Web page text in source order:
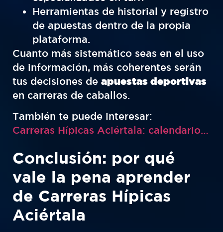
Herramientas de historial y registro
de apuestas dentro de la propia
plataforma.
Cuanto más sistemático seas en el uso
de información, más coherentes serán
tus decisiones de apuestas deportivas
en carreras de caballos.
También te puede interesar:
Carreras Hípicas Aciértala: calendario 2025 completo
Conclusión: por qué
vale la pena aprender
de Carreras Hípicas
Aciértala